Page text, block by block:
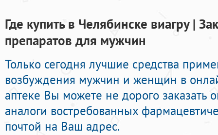
Где купить в Челябинске виагру |
препаратов для мужчин
Только сегодня лучшие средства
возбуждения мужчин и женщин в
аптеке Вы можете не дорого заказать
аналоги востребованных
почтой на Ваш адрес.